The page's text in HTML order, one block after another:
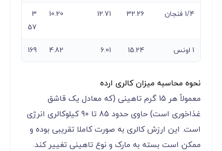
1/4 فنجان 32.26
12.71
10.20
3
57
1 اونس 15.24
6.01
4.82
169
نحوه محاسبه میزان کالری ارده
معمولاً هر 15 گرم تاهینی (که معادل یک قاشق
غذاخوری است) حاوی حدود 85 تا 90 کیلوکالری انرژی
است. این ارزش کالری به صورت کاملا تقریبی بوده و
ممکن است بسته به مارک و نوع تاهینی تغییر کند.